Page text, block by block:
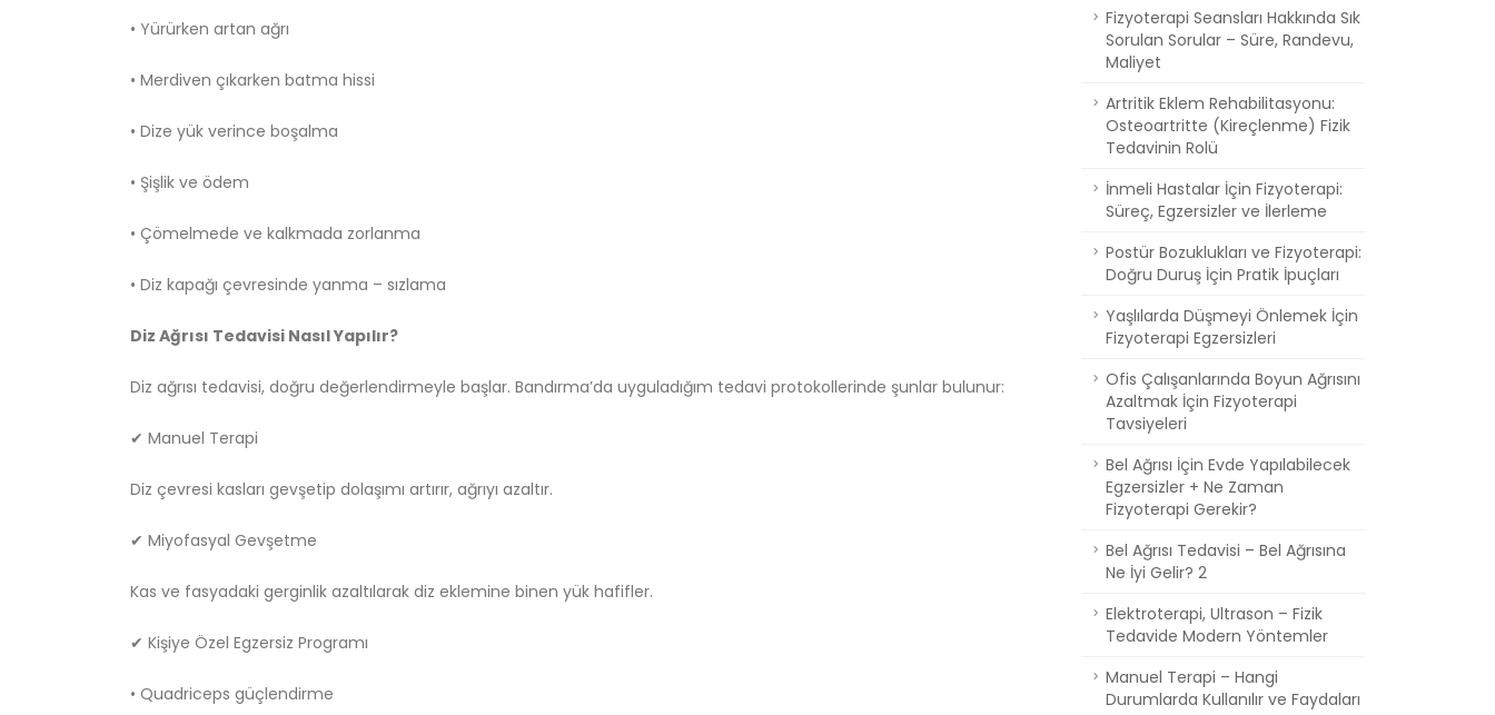
• Yürürken artan ağrı
• Merdiven çıkarken batma hissi
• Dize yük verince boşalma
• Şişlik ve ödem
• Çömelmede ve kalkmada zorlanma
• Diz kapağı çevresinde yanma – sızlama
Diz Ağrısı Tedavisi Nasıl Yapılır?
Diz ağrısı tedavisi, doğru değerlendirmeyle başlar. Bandırma’da uyguladığım tedavi protokollerinde şunlar bulunur:
✔ Manuel Terapi
Diz çevresi kasları gevşetip dolaşımı artırır, ağrıyı azaltır.
✔ Miyofasyal Gevşetme
Kas ve fasyadaki gerginlik azaltılarak diz eklemine binen yük hafifler.
✔ Kişiye Özel Egzersiz Programı
• Quadriceps güçlendirme
Fizyoterapi Seansları Hakkında Sık
Sorulan Sorular – Süre, Randevu,
Maliyet
Artritik Eklem Rehabilitasyonu:
Osteoartritte (Kireçlenme) Fizik
Tedavinin Rolü
İnmeli Hastalar İçin Fizyoterapi:
Süreç, Egzersizler ve İlerleme
Postür Bozuklukları ve Fizyoterapi:
Doğru Duruş İçin Pratik İpuçları
Yaşlılarda Düşmeyi Önlemek İçin
Fizyoterapi Egzersizleri
Ofis Çalışanlarında Boyun Ağrısını
Azaltmak İçin Fizyoterapi
Tavsiyeleri
Bel Ağrısı İçin Evde Yapılabilecek
Egzersizler + Ne Zaman
Fizyoterapi Gerekir?
Bel Ağrısı Tedavisi – Bel Ağrısına
Ne İyi Gelir? 2
Elektroterapi, Ultrason – Fizik
Tedavide Modern Yöntemler
Manuel Terapi – Hangi
Durumlarda Kullanılır ve Faydaları